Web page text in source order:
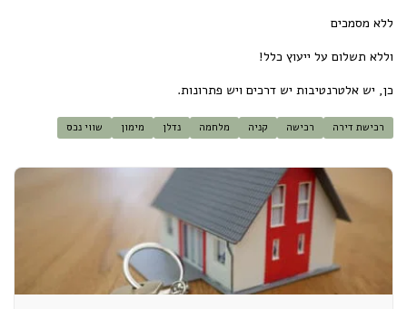
ללא מסמכים
וללא תשלום על ייעוץ כלל!
כן, יש אלטרנטיבות יש דרכים ויש פתרונות.
רכישת דירה רכישה קניה מלחמה נדלן מימון שווי נכס